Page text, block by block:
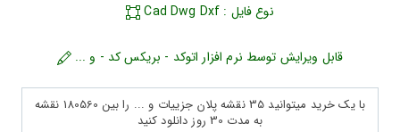
نوع فایل : Cad Dwg Dxf
قابل ویرایش توسط نرم افزار اتوکد - بریکس کد - و ...
با یک خرید میتوانید 35 نقشه پلان جزییات و ... را بین 180560 نقشه
به مدت 30 روز دانلود کنید